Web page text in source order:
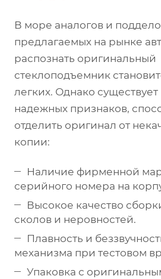
В море аналогов и
предлагаемых на рынке
распознать оригинальный
стеклоподъемник
легких. Однако
надежных признаков,
отделить оригинал от
копии:
Наличие фирменной
серийного номера на
Высокое качество
сколов и неровностей.
Плавность и
механизма при тестовом
Упаковка с